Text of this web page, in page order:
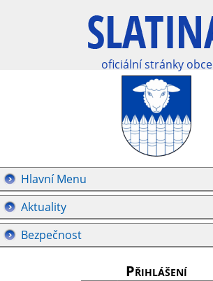
oficiální stránky obce
Hlavní Menu
Aktuality
Bezpečnost
Přihlášení